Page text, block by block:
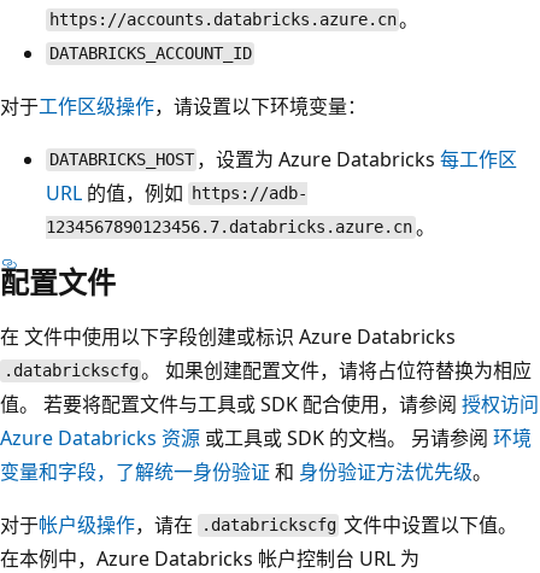
https://accounts.databricks.azure.cn。
DATABRICKS_ACCOUNT_ID
对于工作区级操作，请设置以下环境变量：
DATABRICKS_HOST ，设置为 Azure Databricks每工作区
URL 的值，例如
https://adb-
1234567890123456.7.databricks.azure.cn。
配置文件
在 文件中使用以下字段创建或标识 Azure Databricks
.databrickscfg。 如果创建配置文件，请将占位符替换为相应
值。 若要将配置文件与工具或 SDK 配合使用，请参阅 授权访问
Azure Databricks 资源 或工具或 SDK 的文档。 另请参阅 环境
变量和字段，了解统一身份验证 和 身份验证方法优先级。
对于帐户级操作，请在 .databrickscfg 文件中设置以下值。
在本例中，Azure Databricks 帐户控制台 URL 为